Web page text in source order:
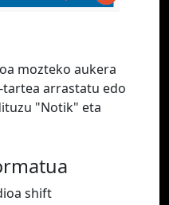
mozteko aukera
arrastatu edo
"Notik" eta
shift